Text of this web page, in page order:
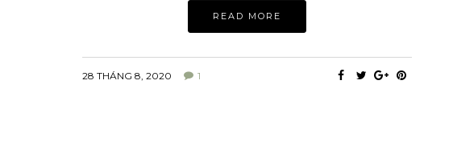
READ MORE
28 THÁNG 8, 2020 1